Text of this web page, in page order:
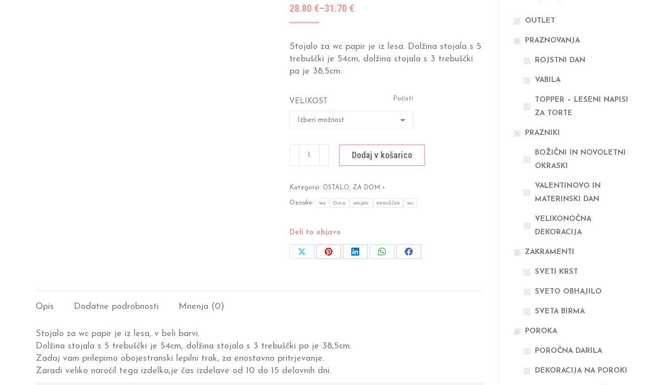
28.80 €–31.70 €Cenovni
28.80 €
Stojalo za wc papir je iz lesa. Dolžina stojala s 5
trebuščki je 54cm, dolžina stojala s 3 trebuščki
pa je 38,5cm.
VELIKOST Počisti
Stojalo
papir
količina
Dodaj v košarico
Kategoriji: OSTALO, ZA DOM
Oznake: les Ovca stojalo trebušček wc
Deli to objavo
Share
Share
Share
Share
Share
Opis Dodatne podrobnosti Mnenja (0)
Stojalo za wc papir je iz lesa, v beli barvi.
Dolžina stojala s 5 trebuščki je 54cm, dolžina stojala s 3 trebuščki pa je 38,5cm.
Zadaj vam prilepimo obojestranski lepilni trak, za enostavno pritrjevanje.
Zaradi veliko naročil tega izdelka,je čas izdelave od 10 do 15 delovnih dni.
OUTLET
PRAZNOVANJA
ROJSTNI DAN
VABILA
TOPPER – LESENI NAPISI
ZA TORTE
PRAZNIKI
BOŽIČNI IN NOVOLETNI
OKRASKI
VALENTINOVO IN
MATERINSKI DAN
VELIKONOČNA
DEKORACIJA
ZAKRAMENTI
SVETI KRST
SVETO OBHAJILO
SVETA BIRMA
POROKA
POROČNA DARILA
DEKORACIJA NA POROKI